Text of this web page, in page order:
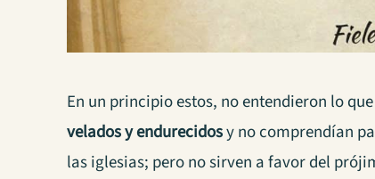
En un principio estos, no entendieron lo
velados y endurecidosy no comprendían
las iglesias; pero no sirven a favor del